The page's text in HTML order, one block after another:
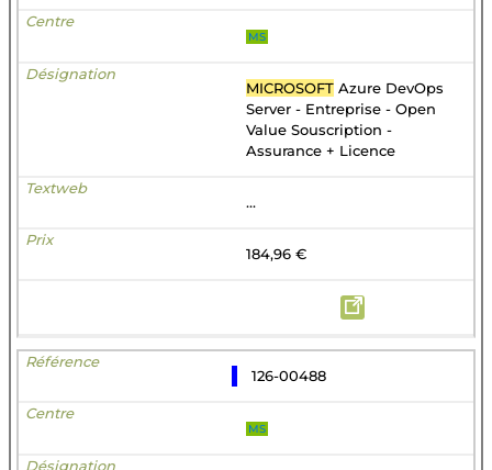
MS
MICROSOFT Azure DevOps
Server - Entreprise - Open
Value Souscription -
Assurance + Licence
...
184,96 €
126-00488
MS